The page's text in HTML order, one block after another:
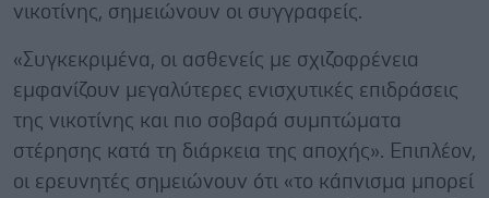
νικοτίνης, σημειώνουν οι συγγραφείς.
«Συγκεκριμένα, οι ασθενείς με σχιζοφρένεια
εμφανίζουν μεγαλύτερες ενισχυτικές επιδράσεις
της νικοτίνης και πιο σοβαρά συμπτώματα
στέρησης κατά τη διάρκεια της αποχής». Επιπλέον,
οι ερευνητές σημειώνουν ότι «το κάπνισμα μπορεί